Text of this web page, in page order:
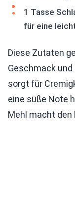
1 Tasse
für eine
Diese Zutaten
Geschmack
sorgt für
eine süße Note
Mehl macht den